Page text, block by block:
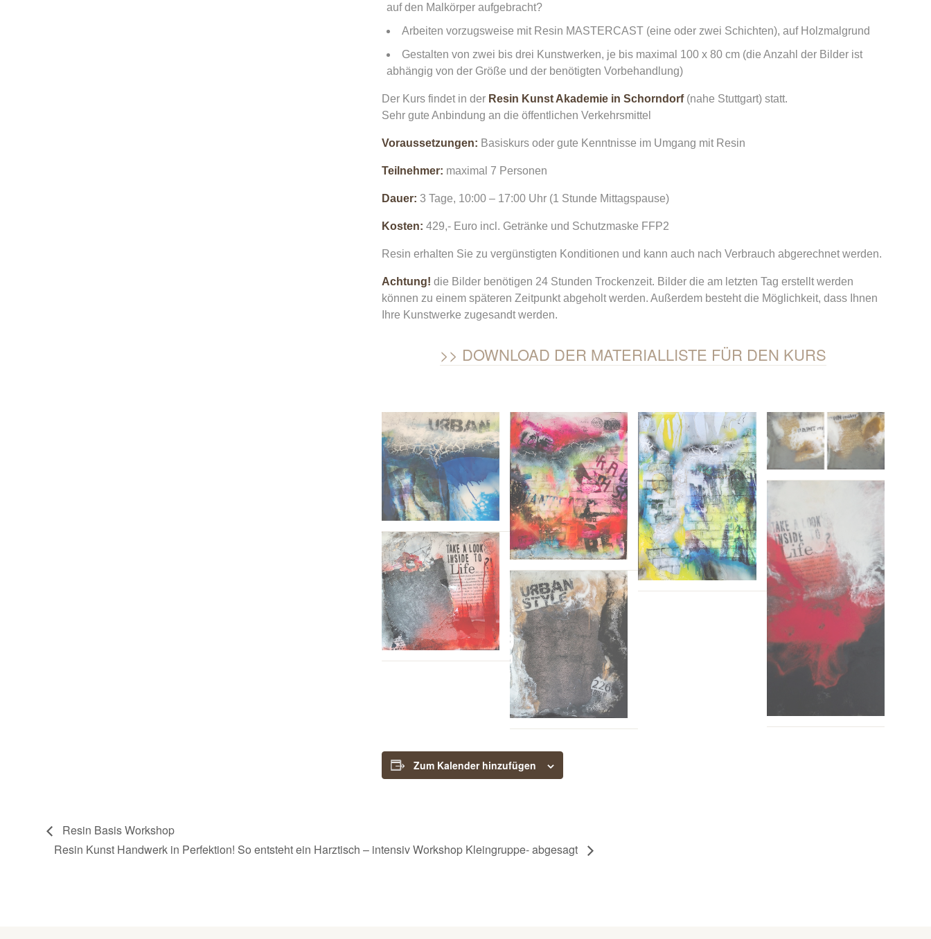
auf den Malkörper aufgebracht?
Arbeiten vorzugsweise mit Resin MASTERCAST (eine oder zwei Schichten), auf Holzmalgrund
Gestalten von zwei bis drei Kunstwerken, je bis maximal 100 x 80 cm (die Anzahl der Bilder ist
abhängig von der Größe und der benötigten Vorbehandlung)
Der Kurs findet in der Resin Kunst Akademie in Schorndorf(nahe Stuttgart) statt.
Sehr gute Anbindung an die öffentlichen Verkehrsmittel
Voraussetzungen: Basiskurs oder gute Kenntnisse im Umgang mit Resin
Teilnehmer: maximal 7 Personen
Dauer: 3 Tage, 10:00 – 17:00 Uhr (1 Stunde Mittagspause)
Kosten: 429,- Euro incl. Getränke und Schutzmaske FFP2
Resin erhalten Sie zu vergünstigten Konditionen und kann auch nach Verbrauch abgerechnet werden.
Achtung! die Bilder benötigen 24 Stunden Trockenzeit. Bilder die am letzten Tag erstellt werden
können zu einem späteren Zeitpunkt abgeholt werden. Außerdem besteht die Möglichkeit, dass Ihnen
Ihre Kunstwerke zugesandt werden.
DOWNLOAD DER MATERIALLISTE FÜR DEN KURS
Zum Kalender hinzufügen
Resin Basis Workshop
Resin Kunst Handwerk in Perfektion! So entsteht ein Harztisch – intensiv Workshop Kleingruppe- abgesagt